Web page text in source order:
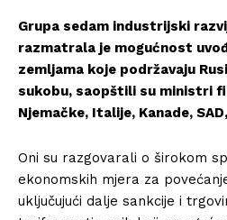
Grupa sedam industrijski
razmatrala je mogućnost
zemljama koje podržavaju
sukobu, saopštili su ministri
Njemačke, Italije, Kanade,
Oni su razgovarali o širokom
ekonomskih mjera za
uključujući dalje sankcije i